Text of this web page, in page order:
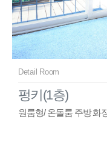
Detail Room
펑키(1층)
원룸형/ 온돌룸 주방 화